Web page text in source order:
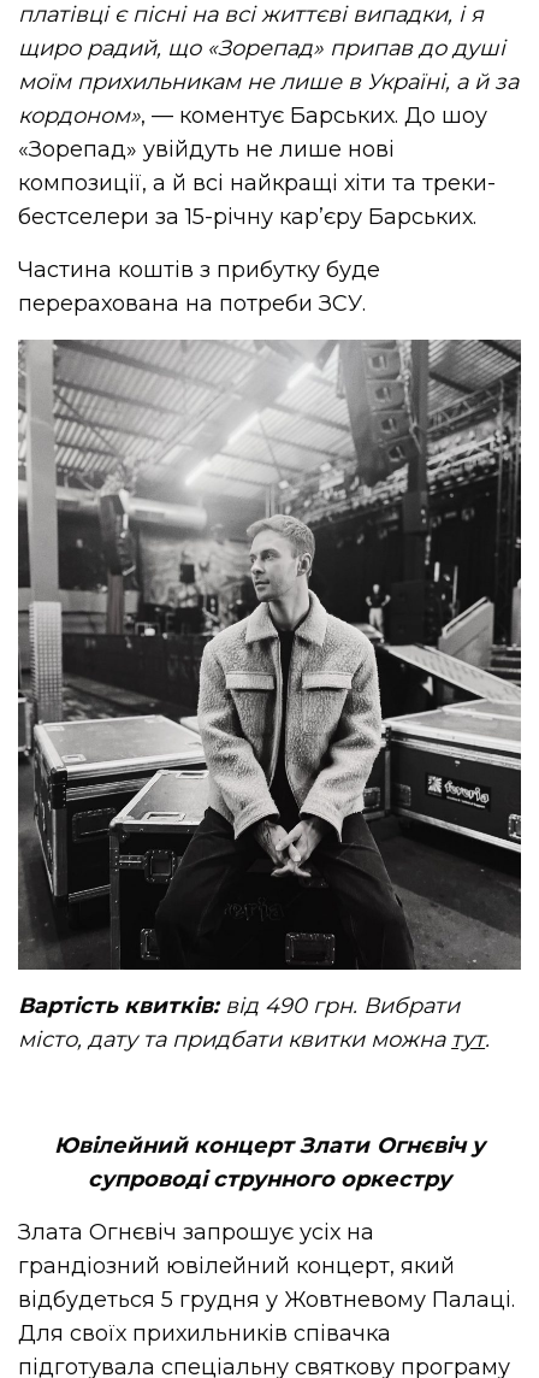
платівці є пісні на всі життєві випадки, і я
щиро радий, що «Зорепад» припав до душі
моїм прихильникам не лише в Україні, а й за
кордоном», — коментує Барських. До шоу
«Зорепад» увійдуть не лише нові
композиції, а й всі найкращі хіти та треки-
бестселери за 15-річну карʼєру Барських.
Частина коштів з прибутку буде
перерахована на потреби ЗСУ.
Вартість квитків: від 490 грн. Вибрати
місто, дату та придбати квитки можна тут.
Ювілейний концерт Злати Огнєвіч у
супроводі струнного оркестру
Злата Огнєвіч запрошує усіх на
грандіозний ювілейний концерт, який
відбудеться 5 грудня у Жовтневому Палаці.
Для своїх прихильників співачка
підготувала спеціальну святкову програму